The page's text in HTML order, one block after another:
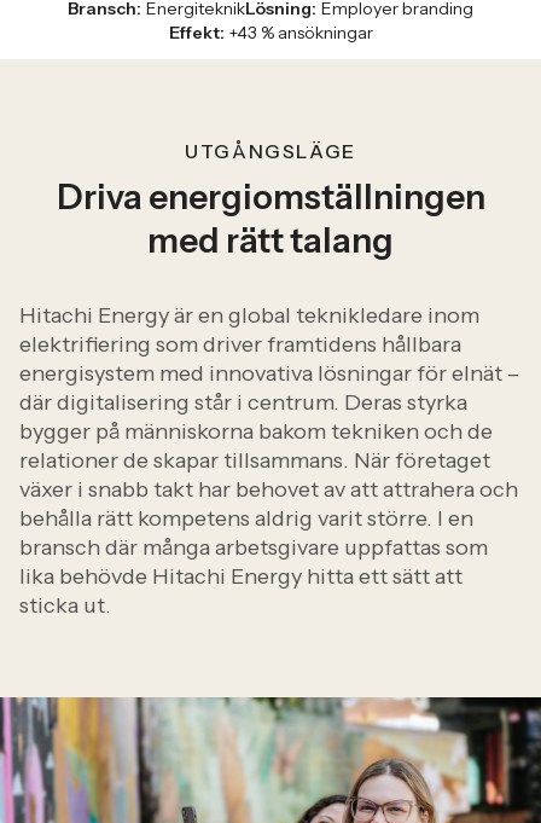
Bransch: EnergiteknikLösning: Employer branding
Effekt: +43 % ansökningar
UTGÅNGSLÄGE
Driva energiomställningen
med rätt talang
Hitachi Energy är en global teknikledare inom
elektrifiering som driver framtidens hållbara
energisystem med innovativa lösningar för elnät –
där digitalisering står i centrum. Deras styrka
bygger på människorna bakom tekniken och de
relationer de skapar tillsammans. När företaget
växer i snabb takt har behovet av att attrahera och
behålla rätt kompetens aldrig varit större. I en
bransch där många arbetsgivare uppfattas som
lika behövde Hitachi Energy hitta ett sätt att
sticka ut.